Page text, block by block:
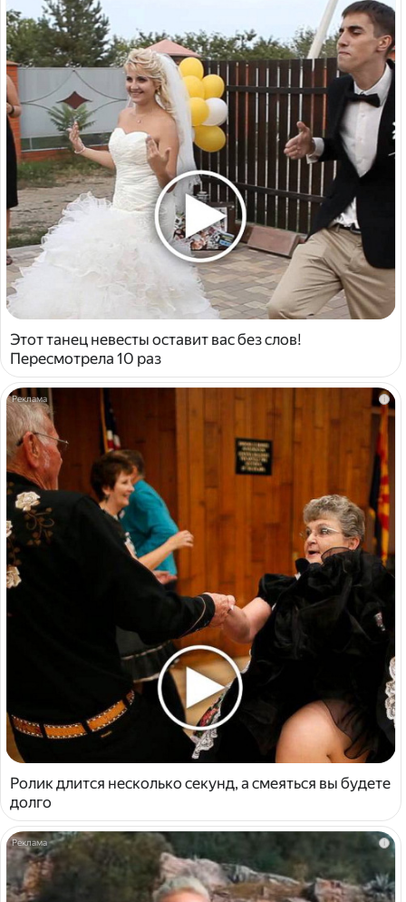
Этот танец невесты оставит вас без слов!
Пересмотрела 10 раз
i
Ролик длится несколько секунд, а смеяться вы будете
долго
i